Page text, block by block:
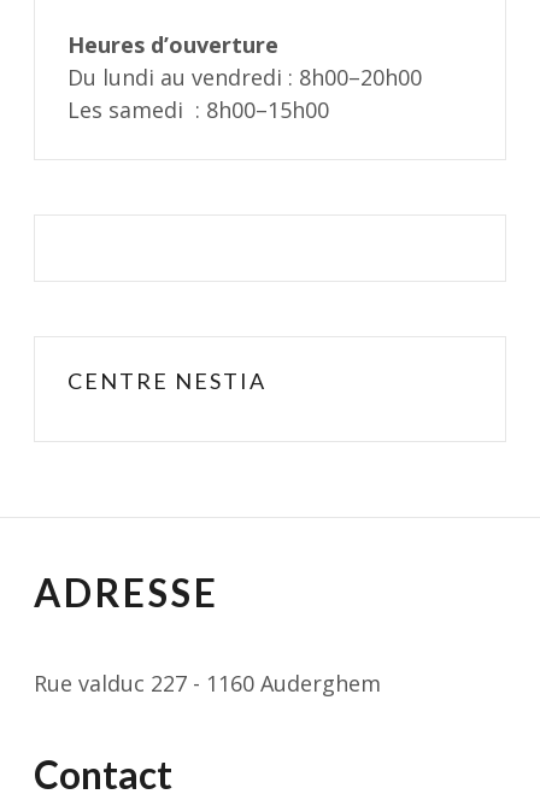
Heures d’ouverture
Du lundi au vendredi : 8h00–20h00
Les samedi : 8h00–15h00
CENTRE NESTIA
ADRESSE
Rue valduc 227 - 1160 Auderghem
Contact